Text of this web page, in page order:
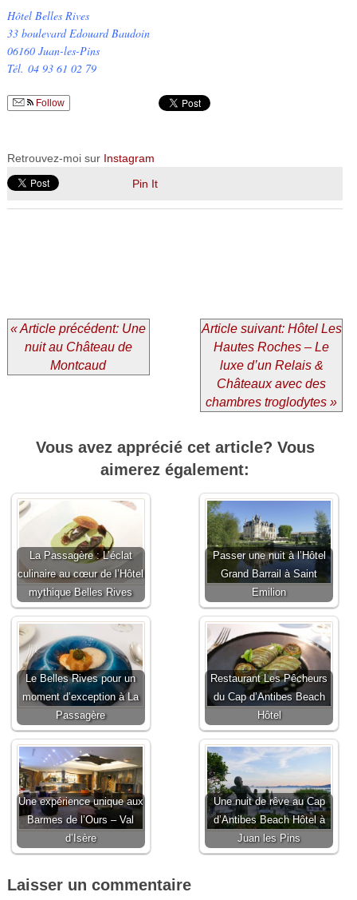
Hôtel Belles Rives
33 boulevard Edouard Baudoin
06160 Juan-les-Pins
Tél. 04 93 61 02 79
Follow
Retrouvez-moi sur Instagram
Pin It
« Article précédent: Une
nuit au Château de
Montcaud
Article suivant: Hôtel Les
Hautes Roches – Le
luxe d’un Relais &
Châteaux avec des
chambres troglodytes »
Vous avez apprécié cet article? Vous
aimerez également:
La Passagère : L’éclat
culinaire au cœur de l’Hôtel
mythique Belles Rives
Passer une nuit à l’Hôtel
Grand Barrail à Saint
Emilion
Le Belles Rives pour un
moment d’exception à La
Passagère
Restaurant Les Pêcheurs
du Cap d’Antibes Beach
Hôtel
Une expérience unique aux
Barmes de l’Ours – Val
d’Isère
Une nuit de rêve au Cap
d’Antibes Beach Hôtel à
Juan les Pins
Laisser un commentaire